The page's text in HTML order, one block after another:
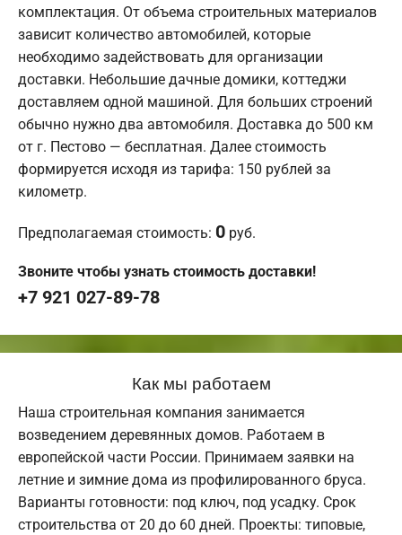
комплектация. От объема строительных материалов
зависит количество автомобилей, которые
необходимо задействовать для организации
доставки. Небольшие дачные домики, коттеджи
доставляем одной машиной. Для больших строений
обычно нужно два автомобиля. Доставка до 500 км
от г. Пестово — бесплатная. Далее стоимость
формируется исходя из тарифа: 150 рублей за
километр.
Предполагаемая стоимость: 0 руб.
Звоните чтобы узнать стоимость доставки!
+7 921 027-89-78
Как мы работаем
Наша строительная компания занимается
возведением деревянных домов. Работаем в
европейской части России. Принимаем заявки на
летние и зимние дома из профилированного бруса.
Варианты готовности: под ключ, под усадку. Срок
строительства от 20 до 60 дней. Проекты: типовые,